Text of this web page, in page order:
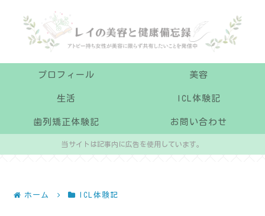
プロフィール 美容
生活 ICL体験記
歯列矯正体験記 お問い合わせ
当サイトは記事内に広告を使用しています。
ホーム ICL体験記